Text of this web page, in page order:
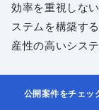
効率を重視しな
ステムを構築す
産性の高いシス
公開案件をチェッ